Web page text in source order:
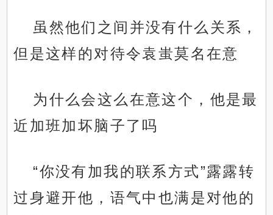
虽然他们之间并没有什么关系，
但是这样的对待令袁蚩莫名在意
为什么会这么在意这个，他是最
近加班加坏脑子了吗
“你没有加我的联系方式”露露转
过身避开他，语气中也满是对他的